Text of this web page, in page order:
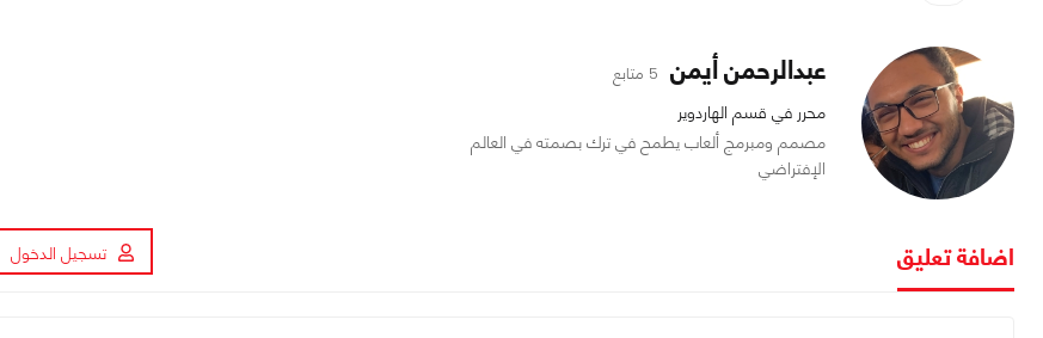
عبدالرحمن أيمن 5 متابع
محرر في قسم الهاردوير
مصمم ومبرمج ألعاب يطمح في ترك بصمته في العالم
الإفتراضي
اضافة تعليق تسجيل الدخول